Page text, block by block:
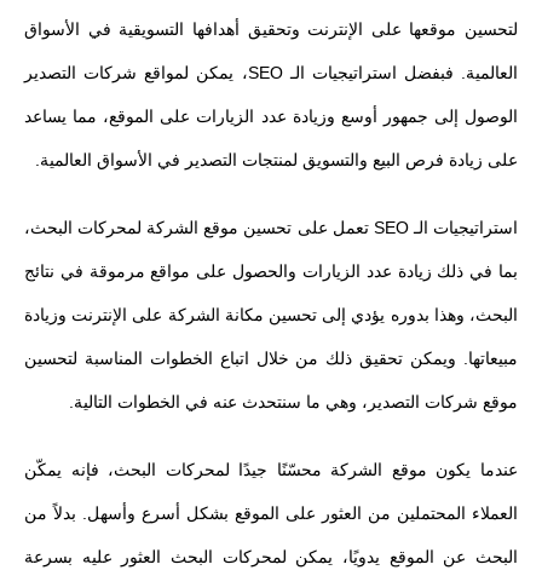
لتحسين موقعها على الإنترنت وتحقيق أهدافها التسويقية في الأسواق
العالمية. فبفضل استراتيجيات الـ SEO، يمكن لمواقع شركات التصدير
الوصول إلى جمهور أوسع وزيادة عدد الزيارات على الموقع، مما يساعد
على زيادة فرص البيع والتسويق لمنتجات التصدير في الأسواق العالمية.
استراتيجيات الـ SEO تعمل على تحسين موقع الشركة لمحركات البحث،
بما في ذلك زيادة عدد الزيارات والحصول على مواقع مرموقة في نتائج
البحث، وهذا بدوره يؤدي إلى تحسين مكانة الشركة على الإنترنت وزيادة
مبيعاتها. ويمكن تحقيق ذلك من خلال اتباع الخطوات المناسبة لتحسين
موقع شركات التصدير، وهي ما سنتحدث عنه في الخطوات التالية.
عندما يكون موقع الشركة محسّنًا جيدًا لمحركات البحث، فإنه يمكّن
العملاء المحتملين من العثور على الموقع بشكل أسرع وأسهل. بدلاً من
البحث عن الموقع يدويًا، يمكن لمحركات البحث العثور عليه بسرعة